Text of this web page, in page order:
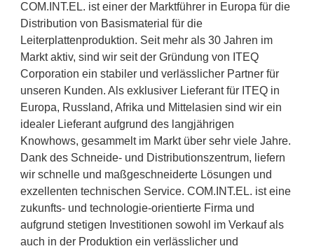
COM.INT.EL. ist einer der Marktführer in Europa für die
Distribution von Basismaterial für die
Leiterplattenproduktion. Seit mehr als 30 Jahren im
Markt aktiv, sind wir seit der Gründung von ITEQ
Corporation ein stabiler und verlässlicher Partner für
unseren Kunden. Als exklusiver Lieferant für ITEQ in
Europa, Russland, Afrika und Mittelasien sind wir ein
idealer Lieferant aufgrund des langjährigen
Knowhows, gesammelt im Markt über sehr viele Jahre.
Dank des Schneide- und Distributionszentrum, liefern
wir schnelle und maßgeschneiderte Lösungen und
exzellenten technischen Service. COM.INT.EL. ist eine
zukunfts- und technologie-orientierte Firma und
aufgrund stetigen Investitionen sowohl im Verkauf als
auch in der Produktion ein verlässlicher und